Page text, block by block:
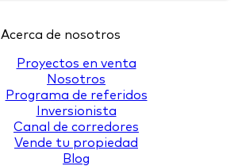
Acerca de nosotros
Proyectos en venta
Nosotros
Programa de referidos
Inversionista
Canal de corredores
Vende tu propiedad
Blog